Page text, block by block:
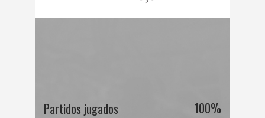
Partidos jugados 100%